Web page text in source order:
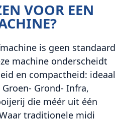
VOOR EEN
is geen standaard
machine onderscheidt
en compactheid: ideaal
Grond- Infra,
die méér uit één
traditionele midi